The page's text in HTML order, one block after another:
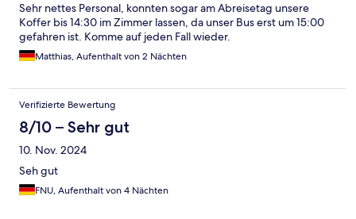
Sehr nettes Personal, konnten sogar am Abreisetag unsere
Koffer bis 14:30 im Zimmer lassen, da unser Bus erst um 15:00
gefahren ist. Komme auf jeden Fall wieder.
Matthias, Aufenthalt von 2 Nächten
Verifizierte Bewertung
8/10 – Sehr gut
10. Nov. 2024
Seh gut
FNU, Aufenthalt von 4 Nächten